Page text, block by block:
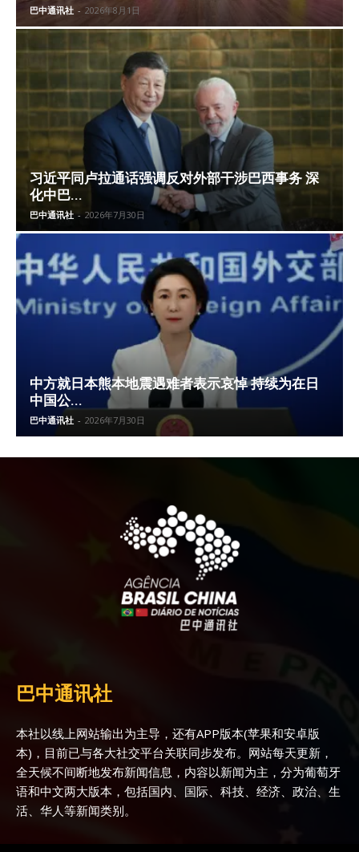
巴中通讯社 - 2026年8月1日
习近平同卢拉通话强调反对外部干涉巴西事务 深
化中巴...
巴中通讯社 - 2026年7月30日
中方就日本熊本地震遇难者表示哀悼 持续为在日
中国公...
巴中通讯社 - 2026年7月30日
巴中通讯社
本社以线上网站输出为主导，还有APP版本(苹果和安卓版
本)，目前已与各大社交平台关联同步发布。网站每天更新，
全天候不间断地发布新闻信息，内容以新闻为主，分为葡萄牙
语和中文两大版本，包括国内、国际、科技、经济、政治、生
活、华人等新闻类别。